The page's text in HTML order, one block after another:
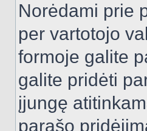
Norėdami prie
per vartotojo
formoje galite
galite pridėti
įjungę
parašo